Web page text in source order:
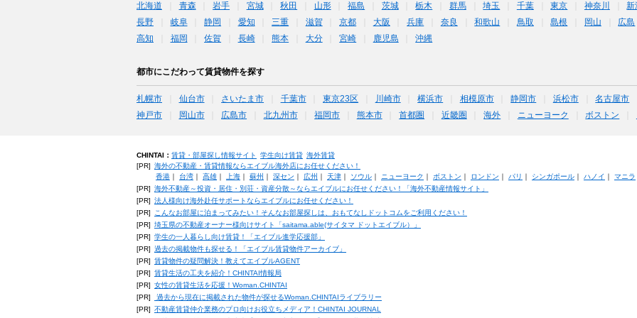
北海道 青森 岩手 宮城 秋田 山形 福島 茨城 栃木 群馬 埼玉 千葉 東京 神奈川
新
長野
岐阜 静岡 愛知 三重 滋賀 京都 大阪 兵庫 奈良 和歌山 鳥取 島根 岡山
広島
高知
福岡 佐賀 長崎 熊本 大分 宮崎 鹿児島 沖縄
都市にこだわって賃貸物件を探す
札幌市 仙台市 さいたま市 千葉市 東京23区 川崎市 横浜市 相模原市 静岡市 浜松市
名古屋市
神戸市
岡山市 広島市 北九州市 福岡市 熊本市 首都圏 近畿圏 海外 ニューヨーク ボストン
CHINTAI： 賃貸・部屋探し情報サイト 学生向け賃貸 海外賃貸
[PR] 海外の不動産・賃貸情報ならエイブル海外店にお任せください！
香港｜ 台湾｜ 高雄｜ 上海｜ 蘇州 ｜ 深セン ｜ 広州 ｜ 天津｜ ソウル｜ ニューヨーク ｜ ボストン ｜ ロンドン ｜ パリ ｜ シンガポール｜ ハノイ ｜ マニラ
[PR] 海外不動産～投資・居住・別荘・資産分散～ならエイブルにお任せください！「海外不動産情報サイト」
[PR] 法人様向け海外赴任サポートならエイブルにお任せください！
[PR]
こんなお部屋に泊まってみたい！そんなお部屋探しは、おもてなしドットコムをご利用ください！
[PR] 埼玉県の不動産オーナー様向けサイト「saitama.able(サイタマ ドットエイブル）」
[PR] 学生の一人暮らし向け賃貸！「エイブル進学応援部」
[PR] 過去の掲載物件も探せる！「エイブル賃貸物件アーカイブ」
[PR] 賃貸物件の疑問解決！教えてエイブルAGENT
[PR] 賃貸生活の工夫を紹介！CHINTAI情報局
[PR] 女性の賃貸生活を応援！Woman.CHINTAI
[PR]
過去から現在に掲載された物件が探せるWoman.CHINTAIライブラリー
[PR] 不動産賃貸仲介業務のプロ向けお役立ちメディア！CHINTAI JOURNAL